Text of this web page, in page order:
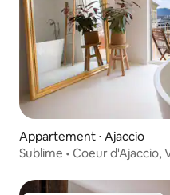
Appartement ⋅ Ajaccio
Sublime • Coeur d'Ajaccio,